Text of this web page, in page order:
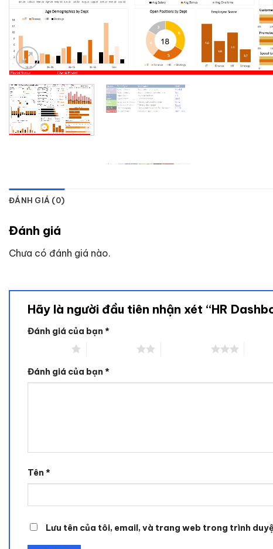
ĐÁNH GIÁ (0)
Đánh giá
Chưa có đánh giá nào.
Hãy là người đầu tiên nhận xét “HR
Đánh giá của bạn *
Đánh giá của bạn *
Tên *
Lưu tên của tôi, email, và trang web trong trình